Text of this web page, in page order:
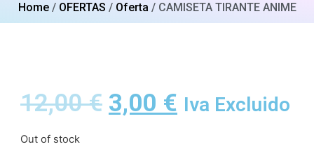
Home/ OFERTAS / Oferta / CAMISETA TIRANTE ANIME
12,00€ 3,00 € Iva Excluido
Out of stock